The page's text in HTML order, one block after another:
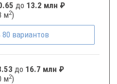
до 13.2 млн ₽
м2)
80 вариантов
до 16.7 млн ₽
м2)